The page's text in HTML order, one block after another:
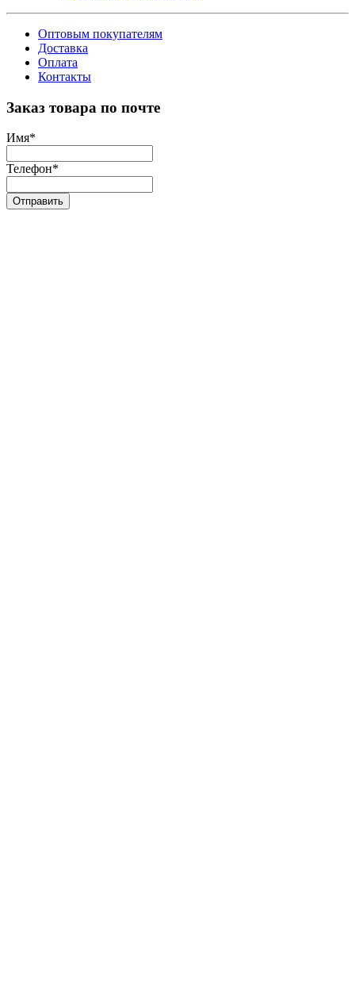
Оптовым покупателям
Доставка
Оплата
Контакты
Заказ товара по почте
Имя*
Телефон*
Отправить